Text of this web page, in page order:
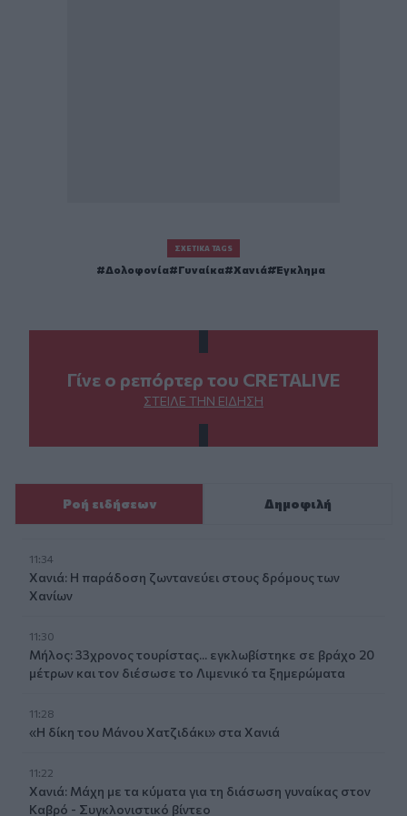
ΣΧΕΤΙΚΆ TAGS
Δολοφονία Γυναίκα Χανιά Έγκλημα
Γίνε ο ρεπόρτερ του CRETALIVE
ΣΤΕΊΛΕ ΤΗΝ ΕΊΔΗΣΗ
Ροή ειδήσεων Δημοφιλή
11:34
Χανιά: Η παράδοση ζωντανεύει στους δρόμους των
Χανίων
11:30
Μήλος: 33χρονος τουρίστας... εγκλωβίστηκε σε βράχο 20
μέτρων και τον διέσωσε το Λιμενικό τα ξημερώματα
11:28
«Η δίκη του Μάνου Χατζιδάκι» στα Χανιά
11:22
Χανιά: Μάχη με τα κύματα για τη διάσωση γυναίκας στον
Καβρό - Συγκλονιστικό βίντεο